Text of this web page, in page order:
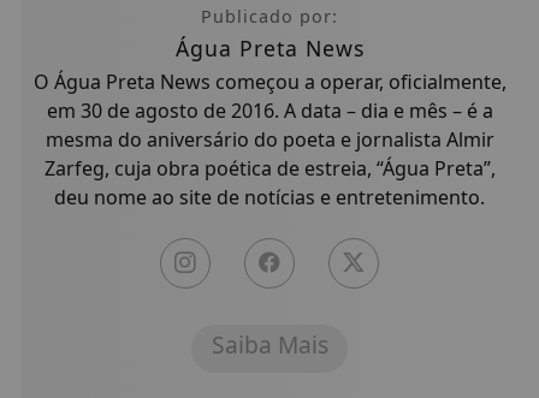
Publicado por:
Água Preta News
O Água Preta News começou a operar, oficialmente,
em 30 de agosto de 2016. A data – dia e mês – é a
mesma do aniversário do poeta e jornalista Almir
Zarfeg, cuja obra poética de estreia, “Água Preta”,
deu nome ao site de notícias e entretenimento.
Saiba Mais